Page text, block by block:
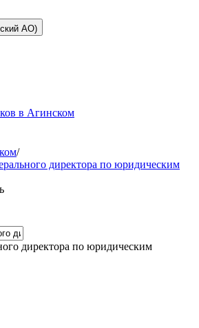
АО)
в Агинском
/
директора по юридическим
директора по юридическим